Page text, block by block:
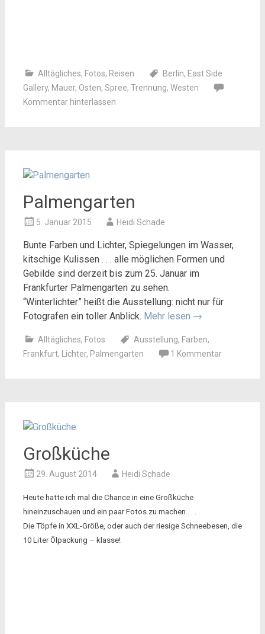
Alltägliches, Fotos, Reisen Berlin, East Side
Gallery, Mauer, Osten, Spree, Trennung, Westen
Kommentar hinterlassen
Palmengarten
5. Januar 2015 Heidi Schade
Bunte Farben und Lichter, Spiegelungen im Wasser,
kitschige Kulissen . . . alle möglichen Formen und
Gebilde sind derzeit bis zum 25. Januar im
Frankfurter Palmengarten zu sehen.
“Winterlichter” heißt die Ausstellung: nicht nur für
Fotografen ein toller Anblick. Mehr lesen →
Alltägliches, Fotos Ausstellung, Farben,
Frankfurt, Lichter, Palmengarten 1 Kommentar
Großküche
29. August 2014 Heidi Schade
Heute hatte ich mal die Chance in eine Großküche
hineinzuschauen und ein paar Fotos zu machen . . .
Die Töpfe in XXL-Größe, oder auch der riesige Schneebesen, die
10 Liter Ölpackung – klasse!